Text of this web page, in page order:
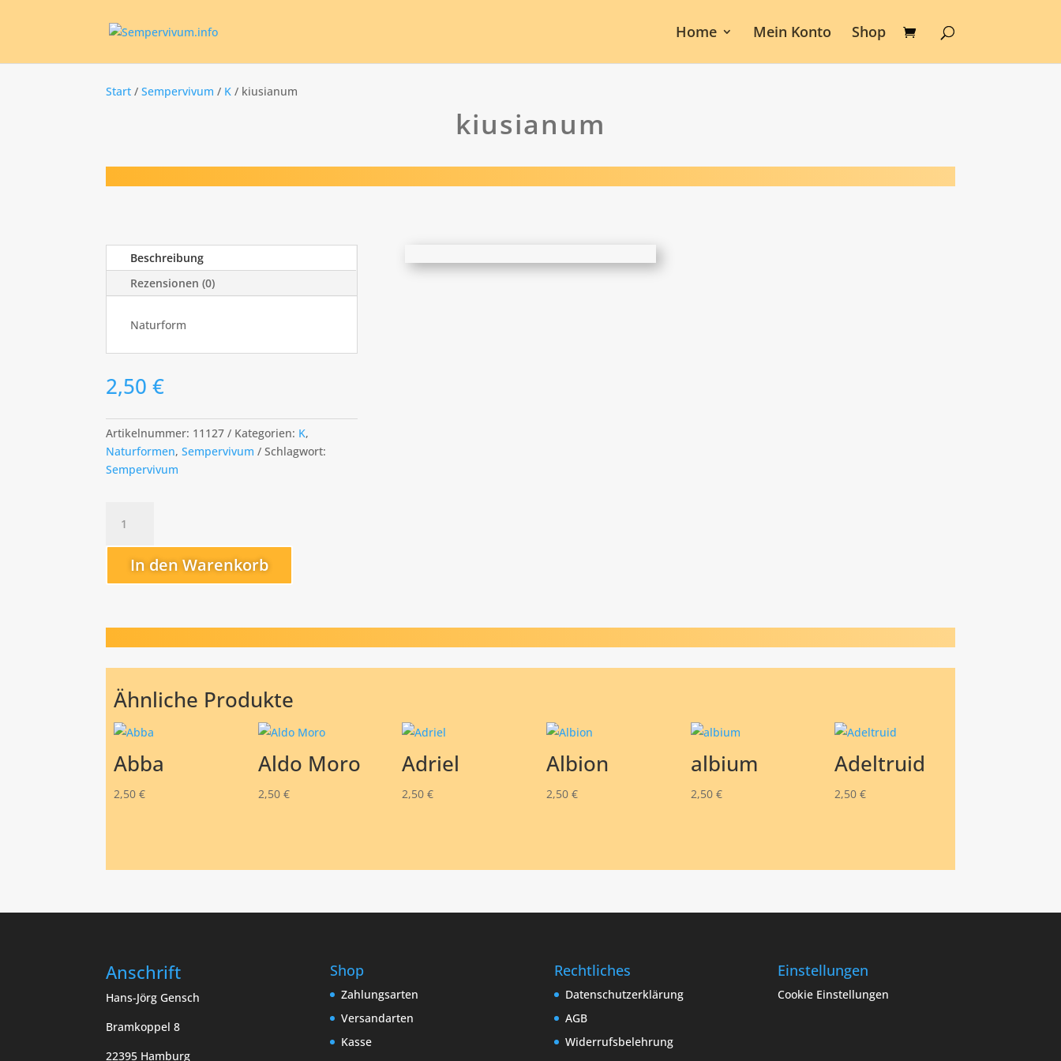
Home Mein Konto Shop
Start /Sempervivum / K / kiusianum
kiusianum
Beschreibung
Rezensionen (0)
Naturform
2,50€
Artikelnummer: 11127 Kategorien: K,
Naturformen,Sempervivum
Schlagwort:
Sempervivum
Menge
In den Warenkorb
Ähnliche Produkte
Abba
2,50€
Aldo Moro
2,50 €
Adriel
2,50€
Albion
2,50 €
albium
2,50 €
Adeltruid
2,50€
Anschrift
Hans-Jörg Gensch
Bramkoppel 8
22395 Hamburg
Shop
Zahlungsarten
Versandarten
Kasse
Rechtliches
Datenschutzerklärung
AGB
Widerrufsbelehrung
Einstellungen
Cookie Einstellungen